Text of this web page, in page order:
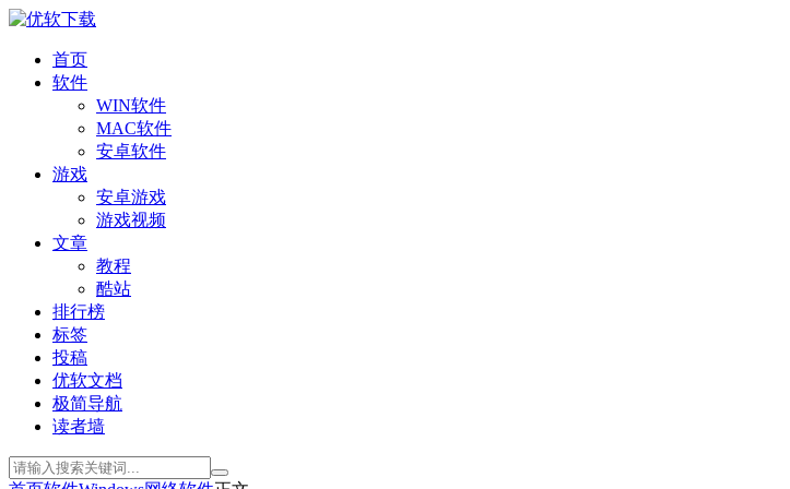
首页
软件
WIN软件
MAC软件
安卓软件
游戏
安卓游戏
游戏视频
文章
教程
酷站
排行榜
标签
投稿
优软文档
极简导航
读者墙